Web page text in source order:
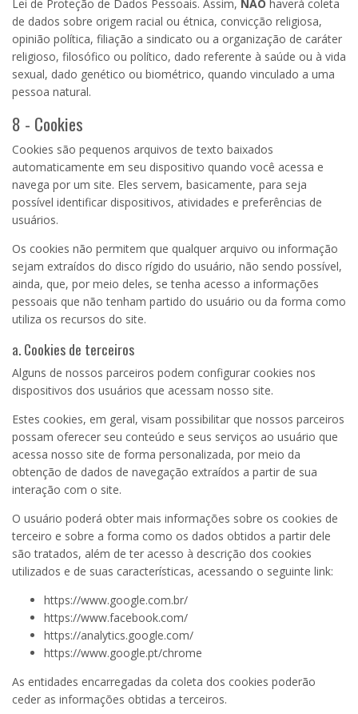
Lei de Proteção de Dados Pessoais. Assim, NÃO haverá coleta
de dados sobre origem racial ou étnica, convicção religiosa,
opinião política, filiação a sindicato ou a organização de caráter
religioso, filosófico ou político, dado referente à saúde ou à vida
sexual, dado genético ou biométrico, quando vinculado a uma
pessoa natural.
8 - Cookies
Cookies são pequenos arquivos de texto baixados
automaticamente em seu dispositivo quando você acessa e
navega por um site. Eles servem, basicamente, para seja
possível identificar dispositivos, atividades e preferências de
usuários.
Os cookies não permitem que qualquer arquivo ou informação
sejam extraídos do disco rígido do usuário, não sendo possível,
ainda, que, por meio deles, se tenha acesso a informações
pessoais que não tenham partido do usuário ou da forma como
utiliza os recursos do site.
a. Cookies de terceiros
Alguns de nossos parceiros podem configurar cookies nos
dispositivos dos usuários que acessam nosso site.
Estes cookies, em geral, visam possibilitar que nossos parceiros
possam oferecer seu conteúdo e seus serviços ao usuário que
acessa nosso site de forma personalizada, por meio da
obtenção de dados de navegação extraídos a partir de sua
interação com o site.
O usuário poderá obter mais informações sobre os cookies de
terceiro e sobre a forma como os dados obtidos a partir dele
são tratados, além de ter acesso à descrição dos cookies
utilizados e de suas características, acessando o seguinte link:
https://www.google.com.br/
https://www.facebook.com/
https://analytics.google.com/
https://www.google.pt/chrome
As entidades encarregadas da coleta dos cookies poderão
ceder as informações obtidas a terceiros.